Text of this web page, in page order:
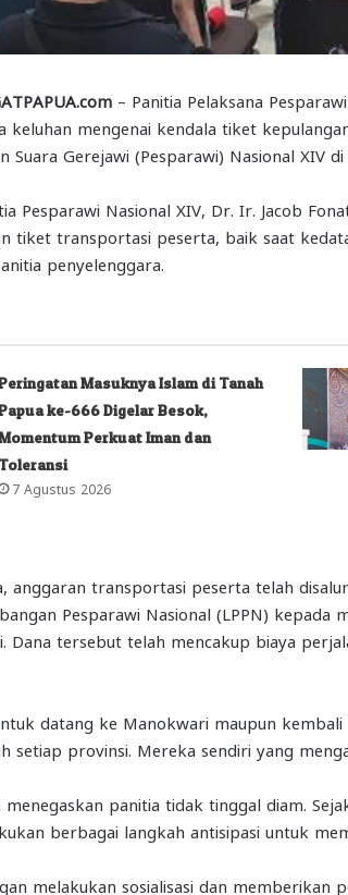
– Panitia Pelaksana
mengenai kendala tiket
Suara Gerejawi (Pesparawi) Nasional XIV
Pesparawi Nasional XIV, Dr. Ir. Jacob
tiket transportasi peserta, baik saat
penyelenggara.
Masuknya Islam di Tanah
ke-666 Digelar Besok,
Perkuat Iman dan
Toleransi
7 Agustus 2026
anggaran transportasi peserta telah
Pesparawi Nasional (LPPN) kepada
Dana tersebut telah mencakup biaya
datang ke Manokwari maupun
setiap provinsi. Mereka sendiri yang
menegaskan panitia tidak tinggal diam.
berbagai langkah antisipasi untuk
melakukan sosialisasi dan memberikan